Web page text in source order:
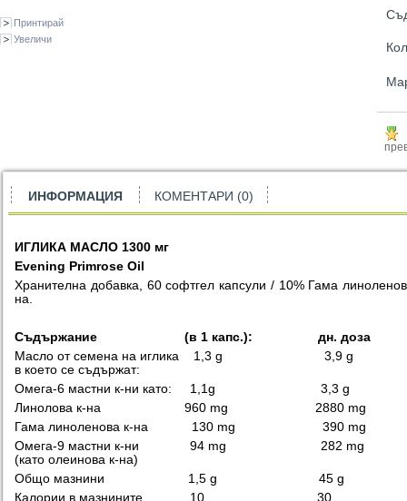
Принтирай
Увеличи
ИНФОРМАЦИЯ КОМЕНТАРИ (0)
ИГЛИКА МАСЛО 1300 мг
Evening Primrose Oil
Хранителна добавка, 60 софтгел капсули / 10% Гама
на.
Съдържание (в 1 капс.): дн. доза
Масло от семена на иглика 1,3 g 3,9 g
в което се съдържат:
Омега-6 мастни к-ни като: 1,1g 3,3 g
Линолова к-на 960 mg 2880 mg
Гама линоленова к-на 130 mg 390 mg
Омега-9 мастни к-ни 94 mg 282 mg
(като олеинова к-на)
Общо мазнини 1,5 g 45 g
Калории в мазнините 10 30